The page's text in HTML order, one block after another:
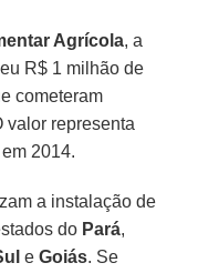
Agrícola, a
R$ 1 milhão de
cometeram
valor representa
2014.
a instalação de
do Pará,
eGoiás. Se